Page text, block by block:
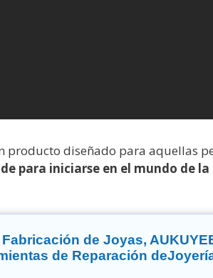
producto diseñado para aquellas
para iniciarse en el mundo de la
de Joyas,
de Reparación